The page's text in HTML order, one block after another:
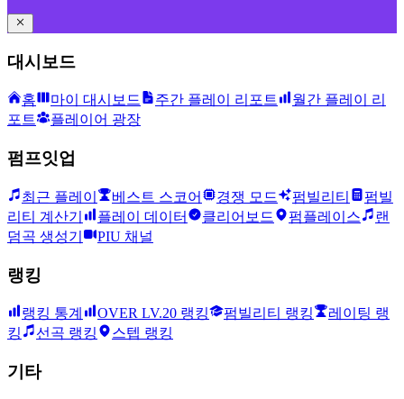
대시보드
홈 마이 대시보드 주간 플레이 리포트
월간 플레이 리
포트
플레이어 광장
펌프잇업
최근 플레이 베스트 스코어 경쟁 모드 펌빌리티
펌빌
리티 계산기
플레이 데이터 클리어보드 펌플레이스
랜
덤곡 생성기
PIU 채널
랭킹
랭킹 통계 OVER LV.20 랭킹 펌빌리티 랭킹
레이팅 랭
킹
선곡 랭킹 스텝 랭킹
기타